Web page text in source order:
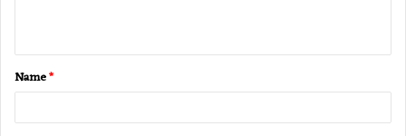
t
*
Name*